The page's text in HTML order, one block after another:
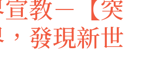
教－【突
發現新世